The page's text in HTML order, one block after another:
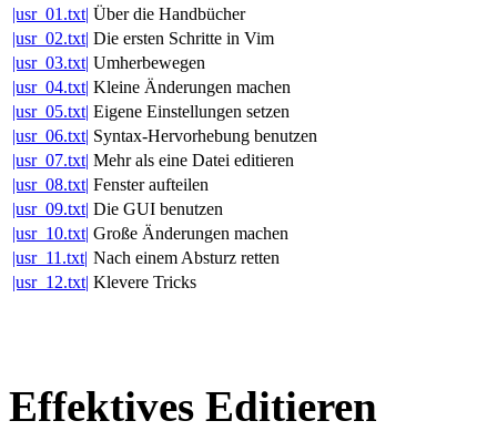
|usr_01.txt| Über die Handbücher
|usr_02.txt| Die ersten Schritte in Vim
|usr_03.txt| Umherbewegen
|usr_04.txt| Kleine Änderungen machen
|usr_05.txt| Eigene Einstellungen setzen
|usr_06.txt| Syntax-Hervorhebung benutzen
|usr_07.txt| Mehr als eine Datei editieren
|usr_08.txt| Fenster aufteilen
|usr_09.txt| Die GUI benutzen
|usr_10.txt| Große Änderungen machen
|usr_11.txt| Nach einem Absturz retten
|usr_12.txt| Klevere Tricks
Effektives Editieren